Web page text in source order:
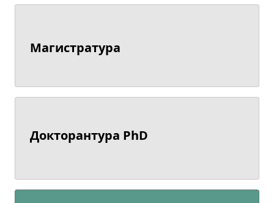
Магистратура
Докторантура PhD